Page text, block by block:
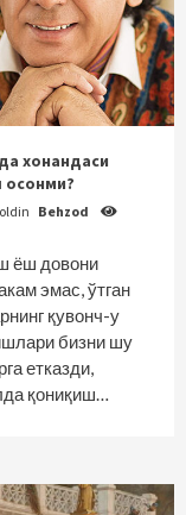
хонандаси
осонми?
Behzod
ёш довони
эмас, ўтган
қувонч-у
бизни шу
етказди,
қониқиш…